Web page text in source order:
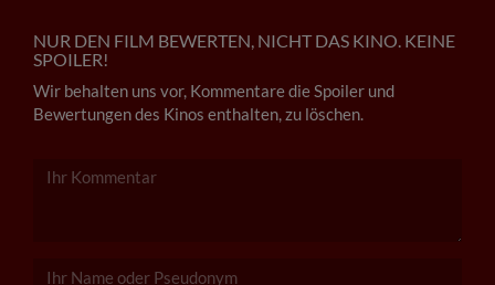
NUR DEN FILM BEWERTEN, NICHT DAS KINO. KEINE
SPOILER!
Wir behalten uns vor, Kommentare die Spoiler und
Bewertungen des Kinos enthalten, zu löschen.